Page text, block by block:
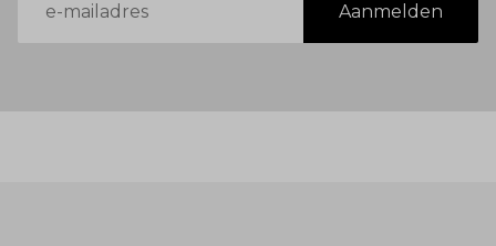
mailadres
Aanmelden